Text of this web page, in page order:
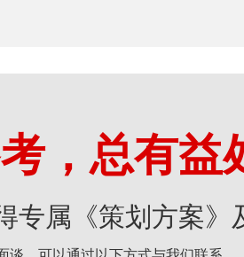
，总有益
专属《策划方案》